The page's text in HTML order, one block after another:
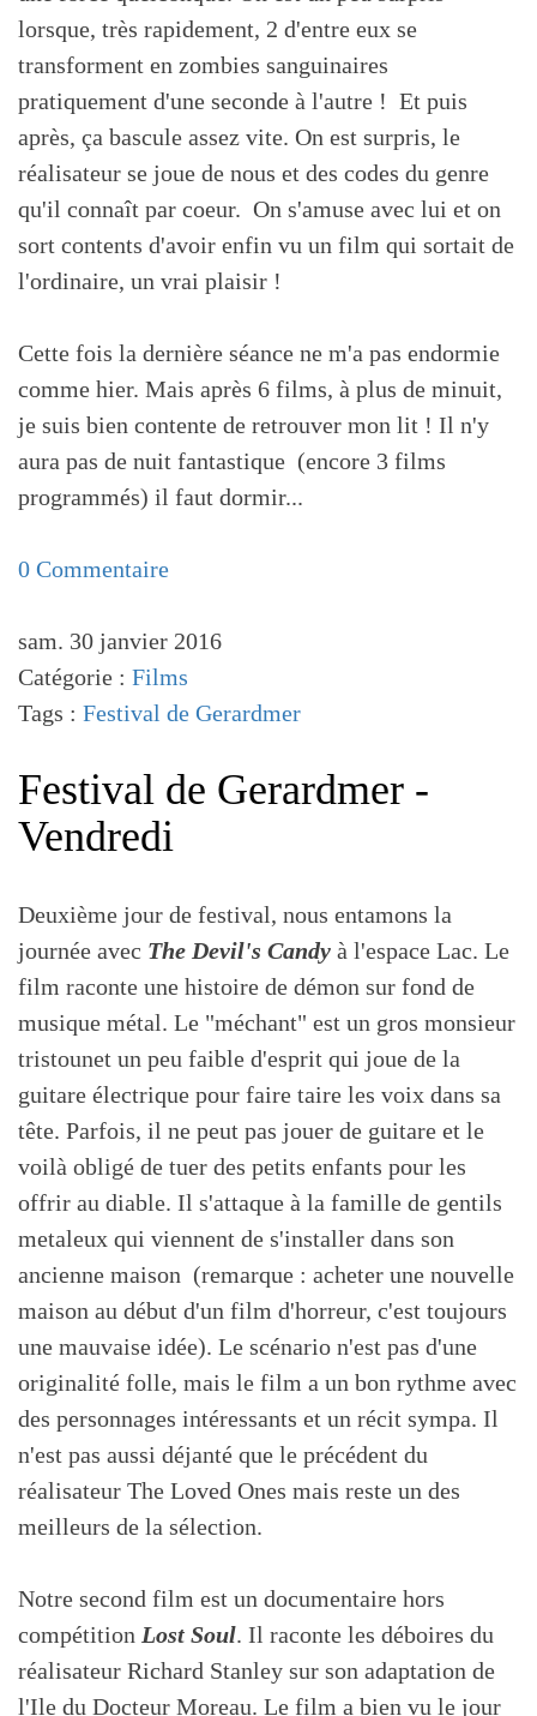
lorsque, très rapidement, 2 d'entre eux se
transforment en zombies sanguinaires
pratiquement d'une seconde à l'autre ! Et puis
après, ça bascule assez vite. On est surpris, le
réalisateur se joue de nous et des codes du genre
qu'il connaît par coeur. On s'amuse avec lui et on
sort contents d'avoir enfin vu un film qui sortait de
l'ordinaire, un vrai plaisir !
Cette fois la dernière séance ne m'a pas endormie
comme hier. Mais après 6 films, à plus de minuit,
je suis bien contente de retrouver mon lit ! Il n'y
aura pas de nuit fantastique (encore 3 films
programmés) il faut dormir...
0 Commentaire
sam. 30 janvier 2016
Catégorie : Films
Tags : Festival de Gerardmer
Festival de Gerardmer -
Vendredi
Deuxième jour de festival, nous entamons la
journée avec The Devil's Candy à l'espace Lac. Le
film raconte une histoire de démon sur fond de
musique métal. Le "méchant" est un gros monsieur
tristounet un peu faible d'esprit qui joue de la
guitare électrique pour faire taire les voix dans sa
tête. Parfois, il ne peut pas jouer de guitare et le
voilà obligé de tuer des petits enfants pour les
offrir au diable. Il s'attaque à la famille de gentils
metaleux qui viennent de s'installer dans son
ancienne maison (remarque : acheter une nouvelle
maison au début d'un film d'horreur, c'est toujours
une mauvaise idée). Le scénario n'est pas d'une
originalité folle, mais le film a un bon rythme avec
des personnages intéressants et un récit sympa. Il
n'est pas aussi déjanté que le précédent du
réalisateur The Loved Ones mais reste un des
meilleurs de la sélection.
Notre second film est un documentaire hors
compétition Lost Soul. Il raconte les déboires du
réalisateur Richard Stanley sur son adaptation de
l'Ile du Docteur Moreau. Le film a bien vu le jour